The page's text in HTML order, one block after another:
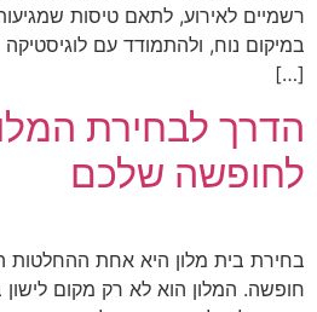
רשמיים לאירוע, לתאם טיסות
במיקום נוח, ולהתמודד עם
[…]
הדרך לבחירת
לחופשה שלכם
בחירת בית מלון היא אחת ההחלטות
חופשה. המלון הוא לא רק מקום